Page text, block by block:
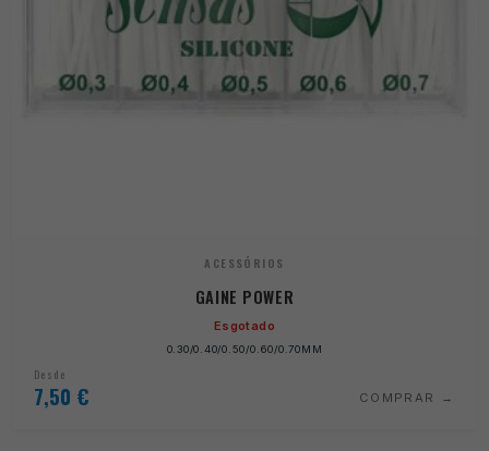
ACESSÓRIOS
GAINE POWER
Esgotado
0.30/0.40/0.50/0.60/0.70MM
Desde
7,50 € COMPRAR